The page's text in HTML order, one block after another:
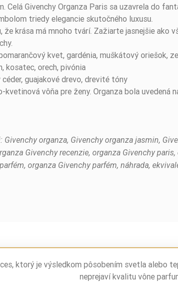
Celá Givenchy Organza Paris sa uzavrela do
triedy elegancie skutočného luxusu.
krása má mnoho tvárí. Zažiarte jasnejšie
kvet, gardénia, muškátový oriešok,
kosatec, orech, pivónia
guajakové drevo, drevité tóny
kvetinová vôňa pre ženy. Organza bola uvedená
organza, Givenchy organza jasmin,
Givenchy recenzie, organza Givenchy
organza Givenchy parfém, náhrada,
ktorý je výsledkom pôsobením svetla alebo
neprejaví kvalitu vône